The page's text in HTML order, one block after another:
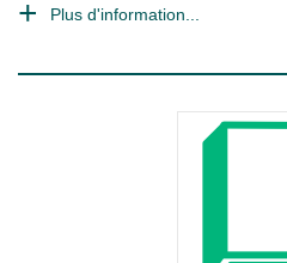
Plus d'information...